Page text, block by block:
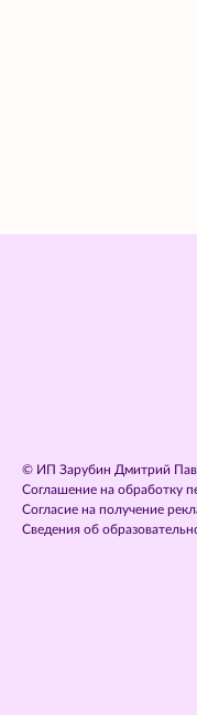
© ИП Зарубин Дмитрий
Соглашение на обработку
Согласие на получение
Сведения об